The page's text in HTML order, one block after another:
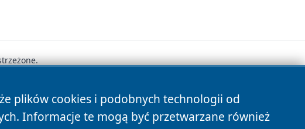
plików cookies i podobnych technologii od
Informacje te mogą być przetwarzane również
Cookies